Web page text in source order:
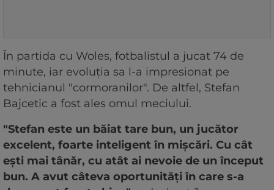
În partida cu Woles, fotbalistul a jucat 74 de
minute, iar evoluția sa l-a impresionat pe
tehnicianul "cormoranilor". De altfel, Stefan
Bajcetic a fost ales omul meciului.
"Stefan este un băiat tare bun, un jucător
excelent, foarte inteligent în mișcări. Cu cât
ești mai tânăr, cu atât ai nevoie de un început
bun. A avut câteva oportunități în care s-a